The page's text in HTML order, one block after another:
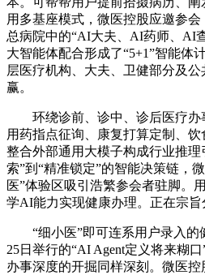
用多基座模式，微医控股应邀参
总病院中的“AI大夫、AI药师、AI
大智能体配合形成了“5+1”智能体
层医疗机构、大夫、卫健部分及
赢。
环绕诊前、诊中、诊后医疗办
用药指点征询、康复打算定制、饮
整合外部通用大模子构成行业推
索”到“精准锁定”的智能决策链，
医”体验区吸引浩繁参会者驻脚。
学AI能力实现健康办理。正在宗旨
“细小医”即可连系用户录入的
25日举行的“AI Agent定义将来糊
办事深度的开掘同样深刻。微医